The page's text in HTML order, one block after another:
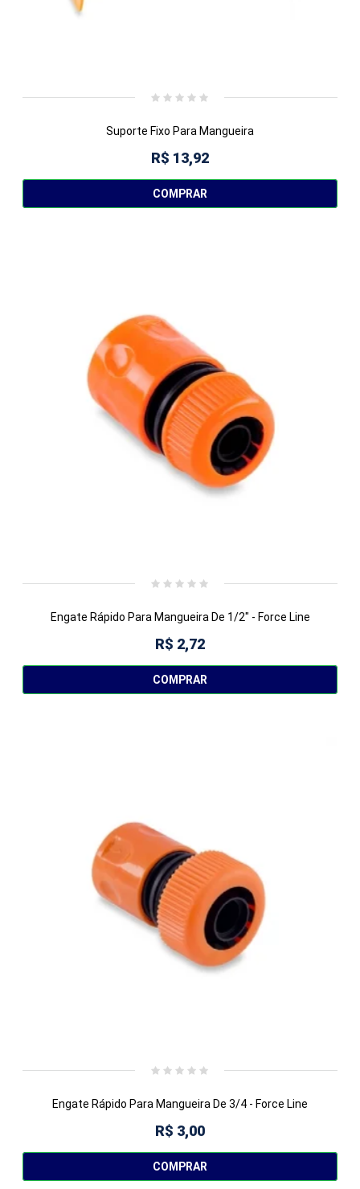
Suporte Fixo Para Mangueira
R$ 13,92
COMPRAR
Engate Rápido Para Mangueira De 1/2" - Force Line
R$ 2,72
COMPRAR
Engate Rápido Para Mangueira De 3/4 - Force Line
R$ 3,00
COMPRAR